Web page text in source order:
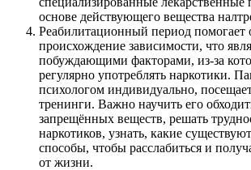
основе действующего вещества
Реабилитационный период помогает
происхождение зависимости, что
побуждающими факторами, из-за
регулярно употреблять наркотики.
психологом индивидуально,
тренинги. Важно научить его
запрещённых веществ, решать
наркотиков, узнать, какие
способы, чтобы расслабиться и
от жизни.